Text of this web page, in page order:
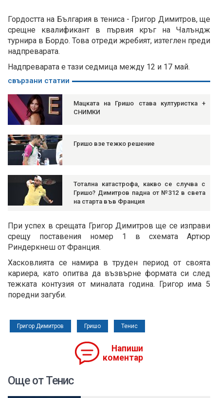
Гордостта на България в тениса - Григор Димитров, ще
срещне квалификант в първия кръг на Чалъндж
турнира в Бордо. Това отреди жребият, изтеглен преди
надпреварата.
Надпреварата е тази седмица между 12 и 17 май.
свързани статии
Мацката на Гришо става културистка +
СНИМКИ
Гришо взе тежко решение
Тотална катастрофа, какво се случва с
Гришо? Димитров падна от №312 в света
на старта във Франция
При успех в срещата Григор Димитров ще се изправи
срещу поставения номер 1 в схемата Артюр
Риндеркнеш от Франция.
Хасковлията се намира в труден период от своята
кариера, като опитва да възвърне формата си след
тежката контузия от миналата година. Григор има 5
поредни загуби.
Григор Димитров Гришо Тенис
Напиши
коментар
Още от Тенис